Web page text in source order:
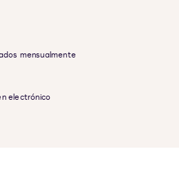
mensualmente
electrónico